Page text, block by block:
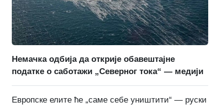
Немачка одбија да открије обавештајне
податке о саботажи „Северног тока“ — медији
Европске елите ће „саме себе уништити“ — руски